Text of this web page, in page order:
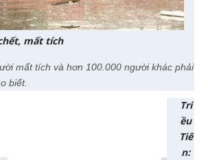
mất tích
mất tích và hơn 100.000 người khác phải
biết.
Tri
ều
Tiê
n: